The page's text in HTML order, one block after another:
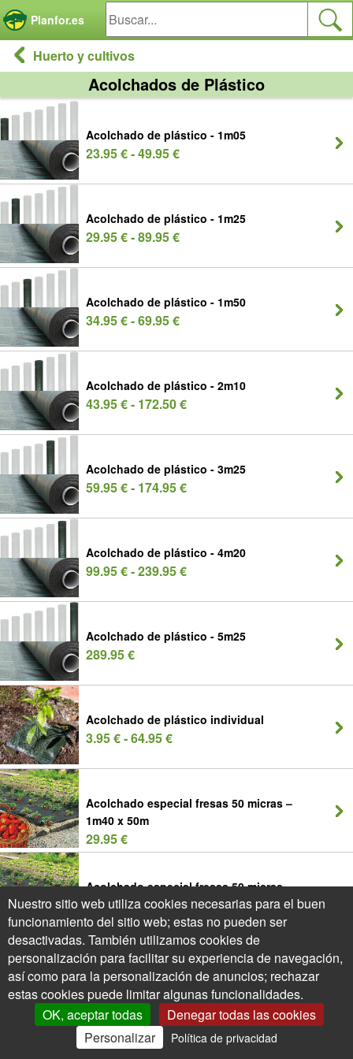
Planfor.es
Huerto y cultivos
Acolchados de Plástico
Acolchado de plástico - 1m05
23.95 € - 49.95 €
Acolchado de plástico - 1m25
29.95 € - 89.95 €
Acolchado de plástico - 1m50
34.95 € - 69.95 €
Acolchado de plástico - 2m10
43.95 € - 172.50 €
Acolchado de plástico - 3m25
59.95 € - 174.95 €
Acolchado de plástico - 4m20
99.95 € - 239.95 €
Acolchado de plástico - 5m25
289.95 €
Acolchado de plástico individual
3.95 € - 64.95 €
Acolchado especial fresas 50 micras –
1m40 x 50m
29.95 €
Acolchado especial fresas 50 micras –
1m40 x 750m
269.95 €
Broches metálicos de fijación
11.95 € - 24.95 €
Mi Cuenta Ofertas Cesta
Panel de gestión de cookies
Nuestro sitio web utiliza cookies necesarias para el buen
funcionamiento del sitio web; estas no pueden ser
desactivadas. También utilizamos cookies de
personalización para facilitar su experiencia de navegación,
así como para la personalización de anuncios; rechazar
estas cookies puede limitar algunas funcionalidades.
OK, aceptar todas
Denegar todas las cookies
Personalizar
Política de privacidad